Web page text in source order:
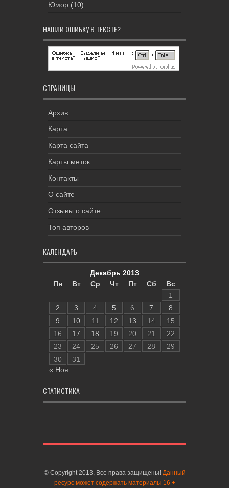
Юмор (10)
НАШЛИ ОШИБКУ В ТЕКСТЕ?
СТРАНИЦЫ
Архив
Карта
Карта сайта
Карты меток
Контакты
О сайте
Отзывы о сайте
Топ авторов
КАЛЕНДАРЬ
Декабрь 2013
Пн
Вт Ср Чт Пт Сб Вс
« Ноя
1
2
3 4 5 6 7
8
9
10 11 12 13 14
15
16
17 18 19 20 21
22
23
24 25 26 27 28
29
30
31
СТАТИСТИКА
© Copyright 2013, Все права защищены! Данный
ресурс может содержать материалы 16 +